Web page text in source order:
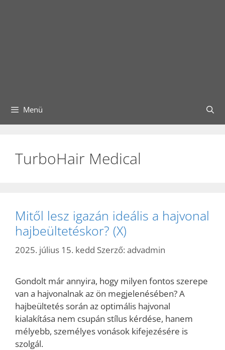
Menü
TurboHair Medical
Mitől lesz igazán ideális a hajvonal
hajbeültetéskor? (X)
2025. július 15. kedd Szerző: advadmin
Gondolt már annyira, hogy milyen fontos szerepe
van a hajvonalnak az ön megjelenésében? A
hajbeültetés során az optimális hajvonal
kialakítása nem csupán stílus kérdése, hanem
mélyebb, személyes vonások kifejezésére is
szolgál.